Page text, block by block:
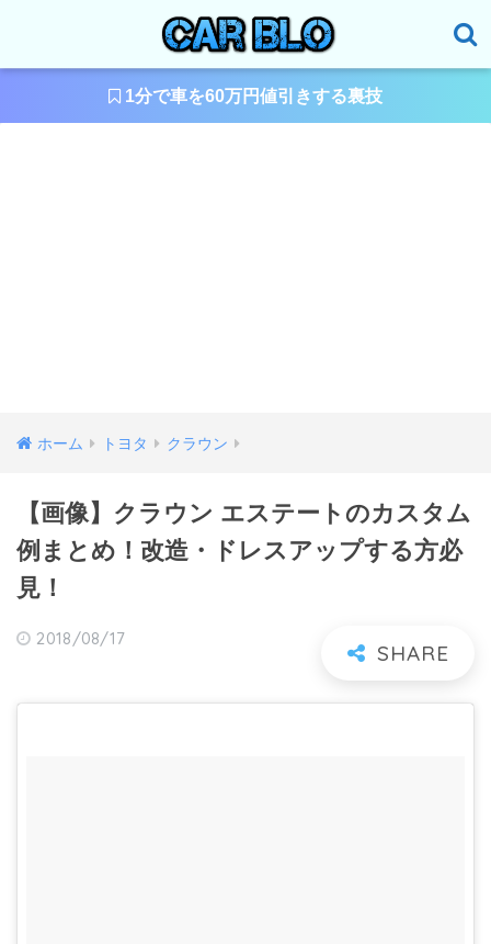
1分で車を60万円値引きする裏技
ホーム トヨタ クラウン
【画像】クラウン エステートのカスタム
例まとめ！改造・ドレスアップする方必
見！
2018/08/17